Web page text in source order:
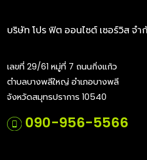
บริษัท โปร ฟิต ออนไซต์ เซอร์วิส จำ
เลขที่ 29/61 หมู่ที่ 7 ถนนกิ่งแก้ว
ตำบลบางพลีใหญ่ อำเภอบางพลี
จังหวัดสมุทรปราการ 10540
090-956-5566